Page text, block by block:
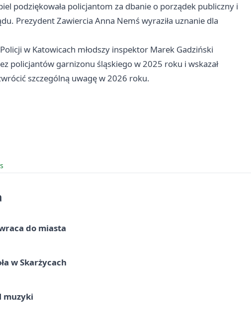
podziękowała policjantom za dbanie o porządek publiczny i
Prezydent Zawiercia Anna Nemś wyraziła uznanie dla
w Katowicach młodszy inspektor Marek Gadziński
policjantów garnizonu śląskiego w 2025 roku i wskazał
szczególną uwagę w 2026 roku.
do miasta
w Skarżycach
muzyki